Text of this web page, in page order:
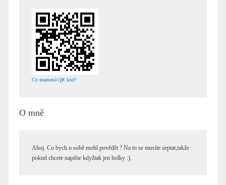
Co znamená QR kód?
O mně
Ahoj. Co bych o sobě mohl povědět ? Na to se musíte zeptat,takže
pokud chcete napište kdyžtak jen holky :).